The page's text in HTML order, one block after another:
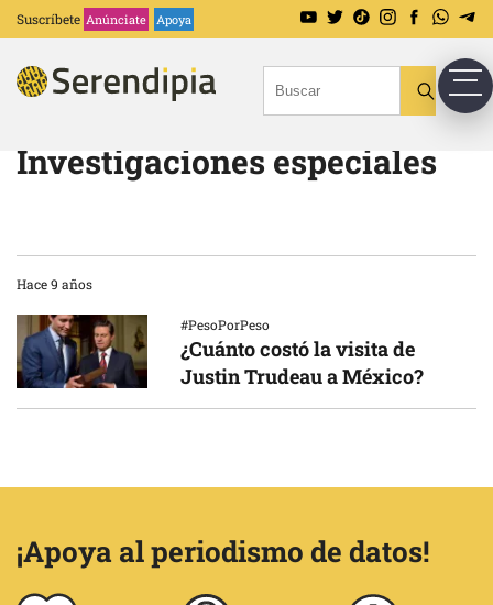
Suscríbete Anúnciate Apoya
Investigaciones especiales
Hace 9 años
#PesoPorPeso
¿Cuánto costó la visita de
Justin Trudeau a México?
¡Apoya al periodismo de datos!